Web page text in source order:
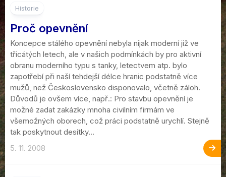
Historie
Proč opevnění
Koncepce stálého opevnění nebyla nijak moderní již ve
třicátých letech, ale v našich podmínkách by pro aktivní
obranu moderního typu s tanky, letectvem atp. bylo
zapotřebí při naší tehdejší délce hranic podstatně více
mužů, než Československo disponovalo, včetně záloh.
Důvodů je ovšem více, např.: Pro stavbu opevnění je
možné zadat zakázky mnoha civilním firmám ve
všemožných oborech, což práci podstatně urychlí. Stejně
tak poskytnout desítky...
5. 11. 2008